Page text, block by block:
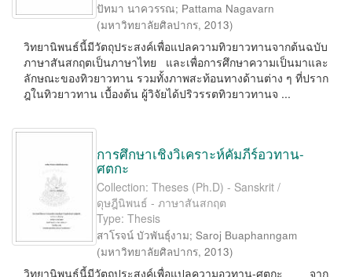
ปัทมา นาควรรณ; Pattama Nagavarn
(มหาวิทยาลัยศิลปากร, 2013)
วิทยานิพนธ์นี้มีวัตถุประสงค์เพื่อแปลความทิวยาวทานจากต้นฉบับ
ภาษาสันสกฤตเป็นภาษาไทย และเพื่อการศึกษาความเป็นมาและ
ลักษณะของทิวยาวทาน รวมทั้งภาพสะท้อนทางด้านต่าง ๆ ที่ปราก
ฎในทิวยาวทาน เบื้องต้น ผู้วิจัยได้ปริวรรตทิวยาวทานจ ...
การศึกษาเชิงวิเคราะห์คัมภีร์อวทาน-
ศตกะ
Collection: Theses (Ph.D) - Sanskrit /
ดุษฎีนิพนธ์ - ภาษาสันสกฤต
Type: Thesis
สาโรจน์ บัวพันธุ์งาม; Saroj Buaphanngam
(มหาวิทยาลัยศิลปากร, 2013)
วิทยานิพนธ์นี้มีวัตถุประสงค์เพื่อแปลความอวทาน-ศตกะ จาก